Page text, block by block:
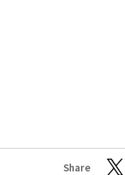
Share